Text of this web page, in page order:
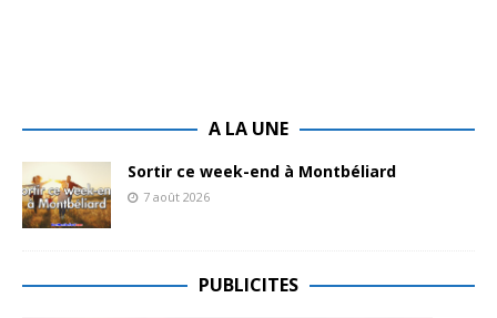
A LA UNE
Sortir ce week-end à Montbéliard
7 août 2026
PUBLICITES